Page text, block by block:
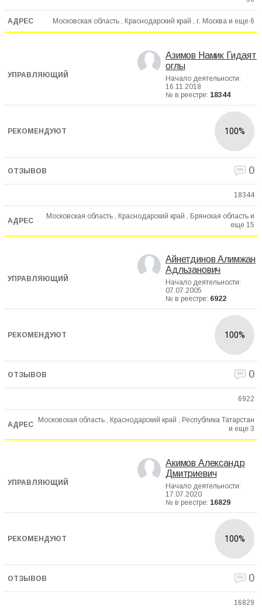
Московская область , Краснодарский край , г. Москва и еще 6
Азимов Намик Гидаят
оглы
Начало деятельности:
16.11.2018
№ в реестре: 18344
100%
0
18344
Московская область , Краснодарский край , Брянская область и
еще 15
Айнетдинов Алимжан
Адльзанович
Начало деятельности:
07.07.2005
№ в реестре: 6922
100%
0
6922
Московская область , Краснодарский край , Республика Татарстан
и еще 3
Акимов Александр
Дмитриевич
Начало деятельности:
17.07.2020
№ в реестре: 16829
100%
0
16829